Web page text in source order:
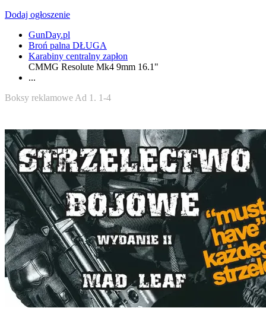
Dodaj ogłoszenie
GunDay.pl
Broń palna DŁUGA
Karabiny centralny zapłon
CMMG Resolute Mk4 9mm 16.1"
...
Boksy reklamowe Ad 1. 1-4